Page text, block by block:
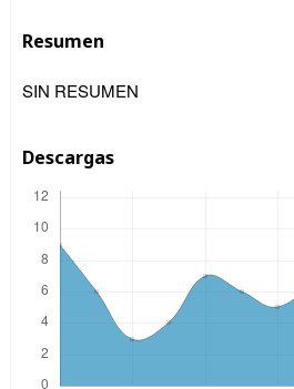
Resumen
SIN RESUMEN
Descargas